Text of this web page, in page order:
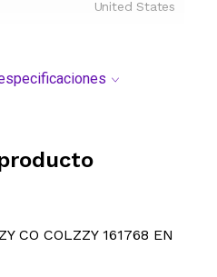
United States
CO COLZZY 161768 EN